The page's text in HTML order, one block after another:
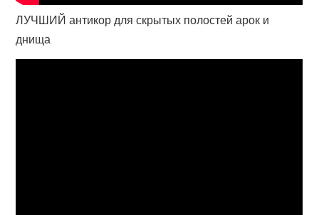
ЛУЧШИЙ антикор для скрытых полостей арок и
днища